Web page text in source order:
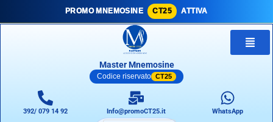
PROMO MNEMOSINE CT25 ATTIVA
Master Mnemosine
Codice riservato CT25
392/ 079 14 92 Info@promoCT25.it WhatsApp